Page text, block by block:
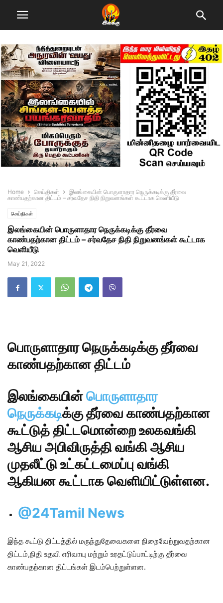
Home செய்திகள்
இலங்கையின் பொருளாதார நெருக்கடிக்கு தீர்வை
காண்பதற்கான திட்டம் – சர்வதேச நிதி நிறுவனங்கள் கூட்டாக வெளியீடு
செய்திகள்
இலங்கையின் பொருளாதார நெருக்கடிக்கு தீர்வை
காண்பதற்கான திட்டம் – சர்வதேச நிதி நிறுவனங்கள் கூட்டாக
வெளியீடு
May 21, 2022
பொருளாதார நெருக்கடிக்கு தீர்வை
காண்பதற்கான திட்டம்
இலங்கையின்பொருளாதார
நெருக்கடிக்கு தீர்வை காண்பதற்கான
கூட்டுத் திட்டமொன்றை உலகவங்கி
ஆசிய அபிவிருத்தி வங்கி ஆசிய
முதலீட்டு உட்கட்டமைப்பு வங்கி
ஆகியன கூட்டாக வெளியிட்டுள்ளன.
@24Tamil News
இந்த கூட்டு திட்டத்தில் மருந்துதேவைகளை நிறைவேற்றுவதற்கான
திட்டம்,நிதி உதவி எரிவாயு மற்றும் உரதட்டுப்பாட்டிற்கு தீர்வை
காண்பதற்கான திட்டங்கள் இடம்பெற்றுள்ளன.